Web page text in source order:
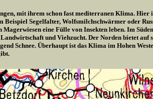
mit ihrem schon fast mediterranen Klima.
Beispiel Segelfalter, Wolfsmilchschwärmer oder
Magerwiesen eine Fülle von Insekten leben. Im
und Viehzucht. Der Norden bietet auf
Schnee. Überhaupt ist das Klima im Hohen